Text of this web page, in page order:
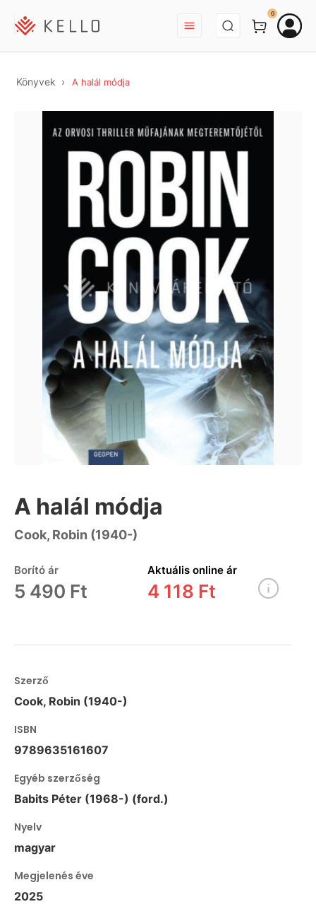
BEJELENTKEZÉS
0
Könyvek A halál módja
A halál módja
Cook, Robin (1940-)
Borító ár
5 490 Ft
Aktuális online ár
4 118 Ft
Szerző
Cook, Robin (1940-)
ISBN
9789635161607
Egyéb szerzőség
Babits Péter (1968-) (ford.)
Nyelv
magyar
Megjelenés éve
2025